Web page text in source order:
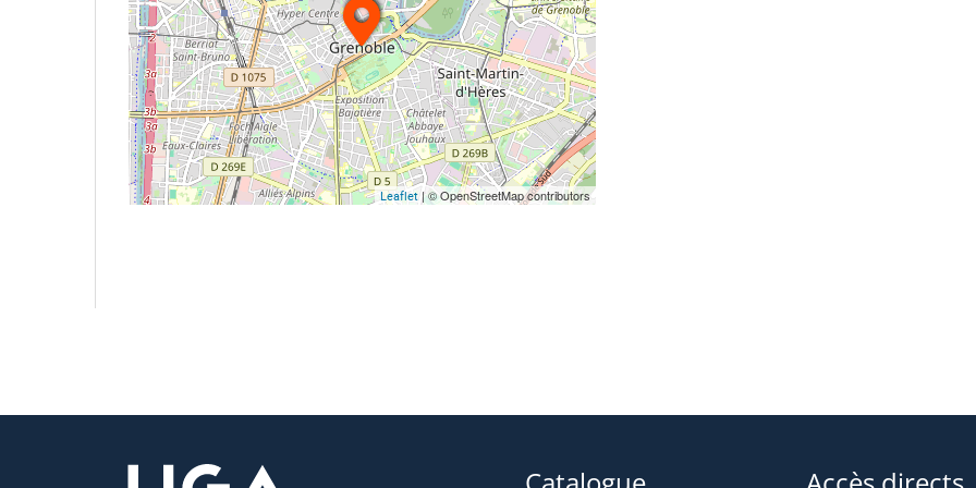
Leaflet | © OpenStreetMap contributors